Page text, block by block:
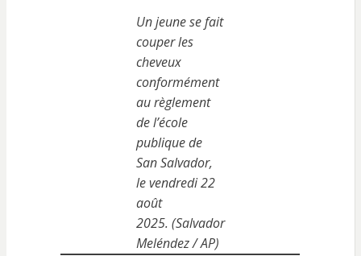
Un jeune se fait
couper les
cheveux
conformément
au règlement
de l’école
publique de
San Salvador,
le vendredi 22
août
2025. (Salvador
Meléndez / AP)